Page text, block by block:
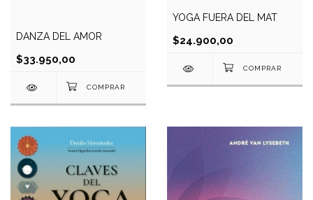
DANZA DEL AMOR
$33.950,00
YOGA FUERA DEL MAT
$24.900,00